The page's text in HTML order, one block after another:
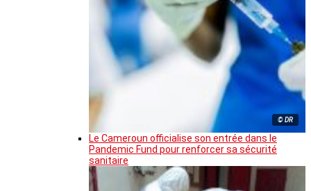
© DR
Le Cameroun officialise son entrée dans le
Pandemic Fund pour renforcer sa sécurité
sanitaire